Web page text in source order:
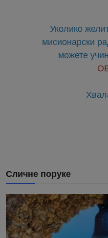
Уколико
мисионарски
можете
Сличне поруке